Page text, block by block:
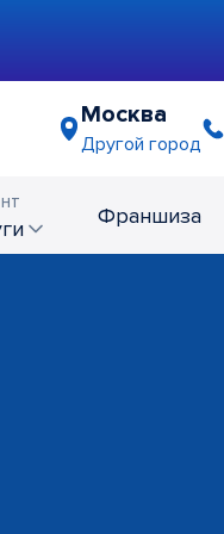
Москва
Другой город
Франшиза